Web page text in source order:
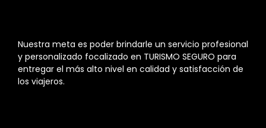
Nuestra meta es poder brindarle un servicio profesional
y personalizado focalizado en TURISMO SEGURO para
entregar el más alto nivel en calidad y satisfacción de
los viajeros.